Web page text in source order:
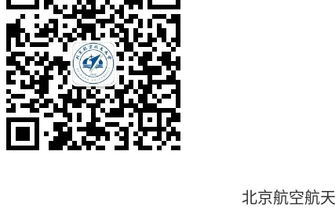
北京航空航天大